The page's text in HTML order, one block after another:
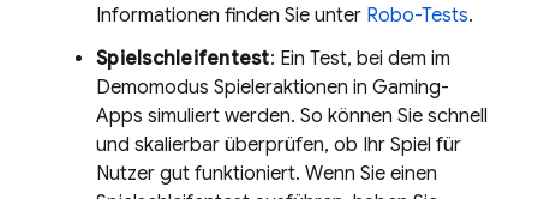
Informationen finden Sie unter Robo-Tests.
Spielschleifentest: Ein Test, bei dem im
Demomodus Spieleraktionen in Gaming-
Apps simuliert werden. So können Sie schnell
und skalierbar überprüfen, ob Ihr Spiel für
Nutzer gut funktioniert. Wenn Sie einen